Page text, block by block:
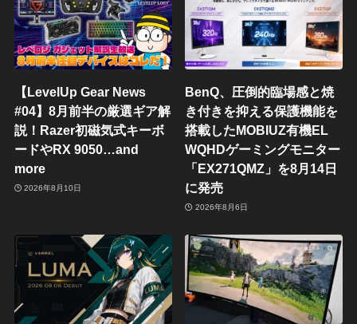
【LevelUp Gear News
#04】8月前半の厳選ギア解
説！Razer初磁気式キーボ
ードやRX 9050…and
more
2026年8月10日
BenQ、圧倒的臨場感と焼
き付きを抑える保護機能を
搭載したMOBIUZ有機EL
WQHDゲーミングモニター
「EX271QMZ」を8月14日
に発売
2026年8月6日